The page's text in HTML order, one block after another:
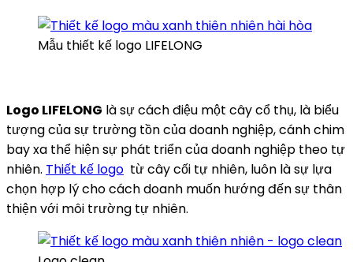
Mẫu thiết kế logo LIFELONG
Logo LIFELONG là sự cách điệu một cây cổ thụ, là biểu
tượng của sự trường tồn của doanh nghiệp, cánh chim
bay xa thể hiện sự phát triển của doanh nghiệp theo tự
nhiên. Thiết kế logo từ cây cối tự nhiên, luôn là sự lựa
chọn hợp lý cho cách doanh muốn hướng đến sự thân
thiện với môi trường tự nhiên.